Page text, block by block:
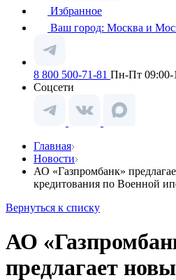
Избранное
Ваш город: Москва и
8 800 500-71-81 Пн-Пт 09:00-
Соцсети
Главная
Новости
АО «Газпромбанк»
кредитования по Военной
Вернуться к списку
АО
предлагает